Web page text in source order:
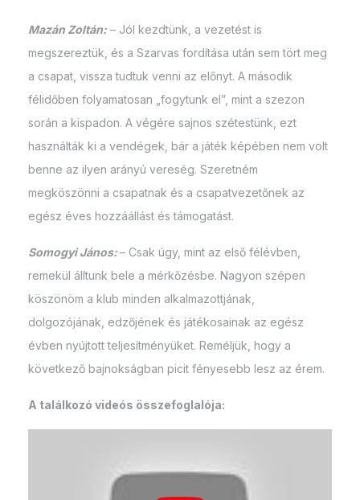
Mazán Zoltán: – Jól kezdtünk, a vezetést is
megszereztük, és a Szarvas fordítása után sem tört meg
a csapat, vissza tudtuk venni az előnyt. A második
félidőben folyamatosan „fogytunk el”, mint a szezon
során a kispadon. A végére sajnos szétestünk, ezt
használták ki a vendégek, bár a játék képében nem volt
benne az ilyen arányú vereség. Szeretném
megköszönni a csapatnak és a csapatvezetőnek az
egész éves hozzáállást és támogatást.
Somogyi János:– Csak úgy, mint az első félévben,
remekül álltunk bele a mérkőzésbe. Nagyon szépen
köszönöm a klub minden alkalmazottjának,
dolgozójának, edzőjének és játékosainak az egész
évben nyújtott teljesítményüket. Reméljük, hogy a
következő bajnokságban picit fényesebb lesz az érem.
A találkozó videós összefoglalója: